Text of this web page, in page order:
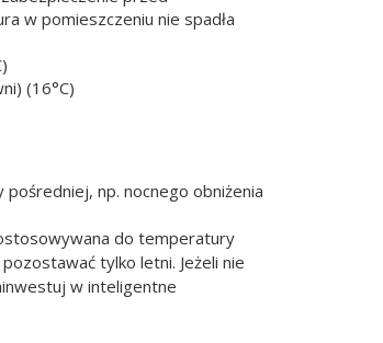
w pomieszczeniu nie spadła
(16°C)
np. nocnego obniżenia
do temperatury
tylko letni. Jeżeli nie
w inteligentne